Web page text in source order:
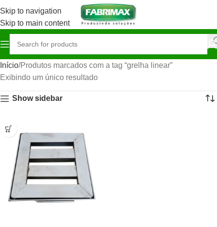
Skip to navigation
Skip to main content
Início Produtos marcados com a tag “grelha linear”
Exibindo um único resultado
Show sidebar